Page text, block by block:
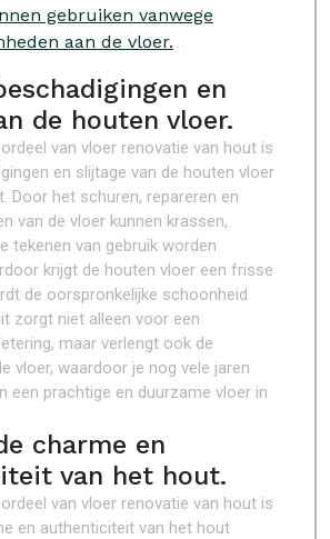
gebruiken vanwege
aan de vloer.
en
de houten vloer.
van vloer renovatie van hout is
en slijtage van de houten vloer
Door het schuren, repareren en
van de vloer kunnen krassen,
tekenen van gebruik worden
krijgt de houten vloer een frisse
de oorspronkelijke schoonheid
zorgt niet alleen voor een
maar verlengt ook de
vloer, waardoor je nog vele jaren
een prachtige en duurzame vloer in
charme en
van het hout.
van vloer renovatie van hout is
en authenticiteit van het hout